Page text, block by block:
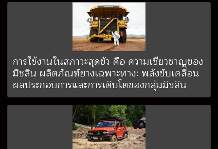
การใช้งานในสภาวะสุดขั้ว คือ ความเชี่ยวชาญของ
มิชลิน ผลิตภัณฑ์ยางเฉพาะทาง: พลังขับเคลื่อน
ผลประกอบการและการเติบโตของกลุ่มมิชลิน